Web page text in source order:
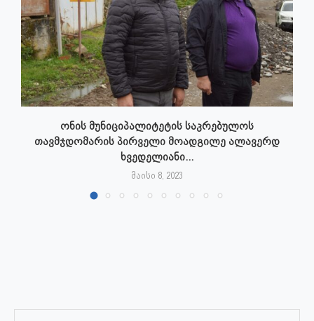
ონის მუნიციპალიტეტის საკრებულოს
თავმჯდომარის პირველი მოადგილე ალავერდ
ხვედელიანი...
მაისი 8, 2023